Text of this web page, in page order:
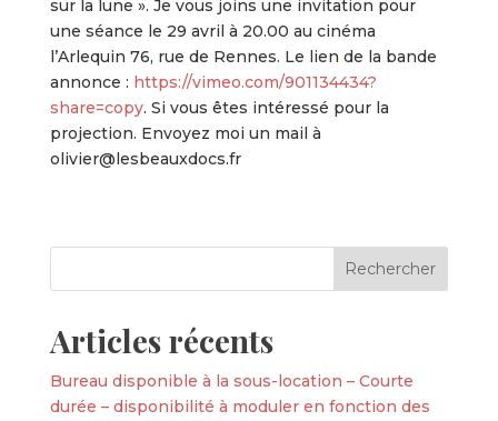
sur la lune ». Je vous joins une invitation pour
une séance le 29 avril à 20.00 au cinéma
l’Arlequin 76, rue de Rennes. Le lien de la bande
annonce : https://vimeo.com/901134434?
share=copy. Si vous êtes intéressé pour la
projection. Envoyez moi un mail à
olivier@lesbeauxdocs.fr
Articles récents
Bureau disponible à la sous-location – Courte
durée – disponibilité à moduler en fonction des